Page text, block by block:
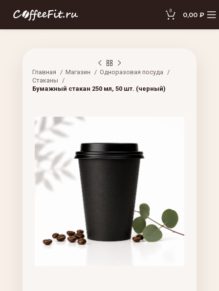
0 0,00 ₽
Главная Магазин
Одноразовая посуда
Стаканы
Бумажный стакан 250 мл, 50 шт. (черный)